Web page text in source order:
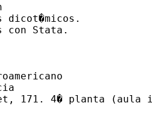
dicot�micos.
con Stata.
171. 4� planta (aula